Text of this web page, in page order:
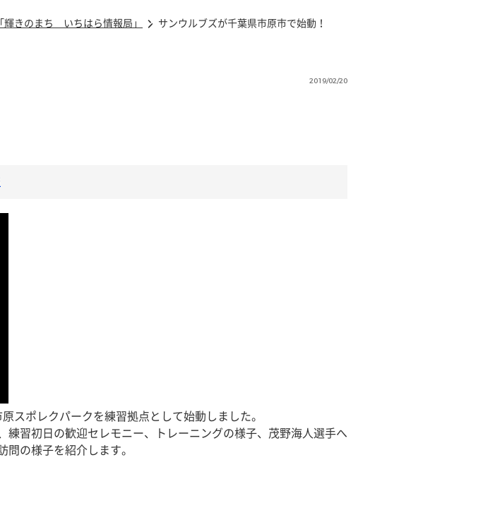
輝きのまち いちはら情報局」 サンウルブズが千葉県市原市で始動！
2019/02/20
スポレクパークを練習拠点として始動しました。
習初日の歓迎セレモニー、トレーニングの様子、茂野海人選手へ
の様子を紹介します。